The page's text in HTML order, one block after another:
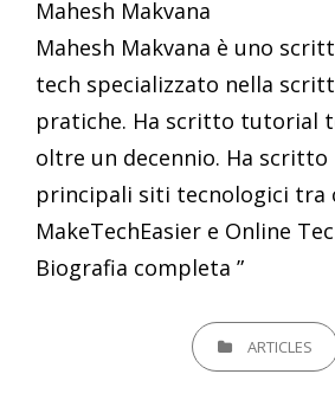
Mahesh Makvana
Mahesh Makvana è uno
tech specializzato nella
pratiche. Ha scritto tutorial
oltre un decennio. Ha scritto
principali siti tecnologici tra
MakeTechEasier e Online
Biografia completa ”
CATEGORIESARTICLES